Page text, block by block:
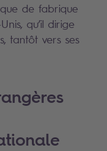
de fabrique
qu’il dirige
tantôt vers ses